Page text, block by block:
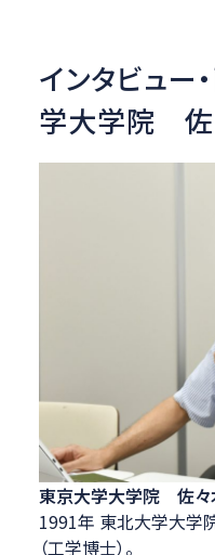
インタビュー
学大学院
東京大学大学院 佐
1991年 東北大学大学
（工学博士）。